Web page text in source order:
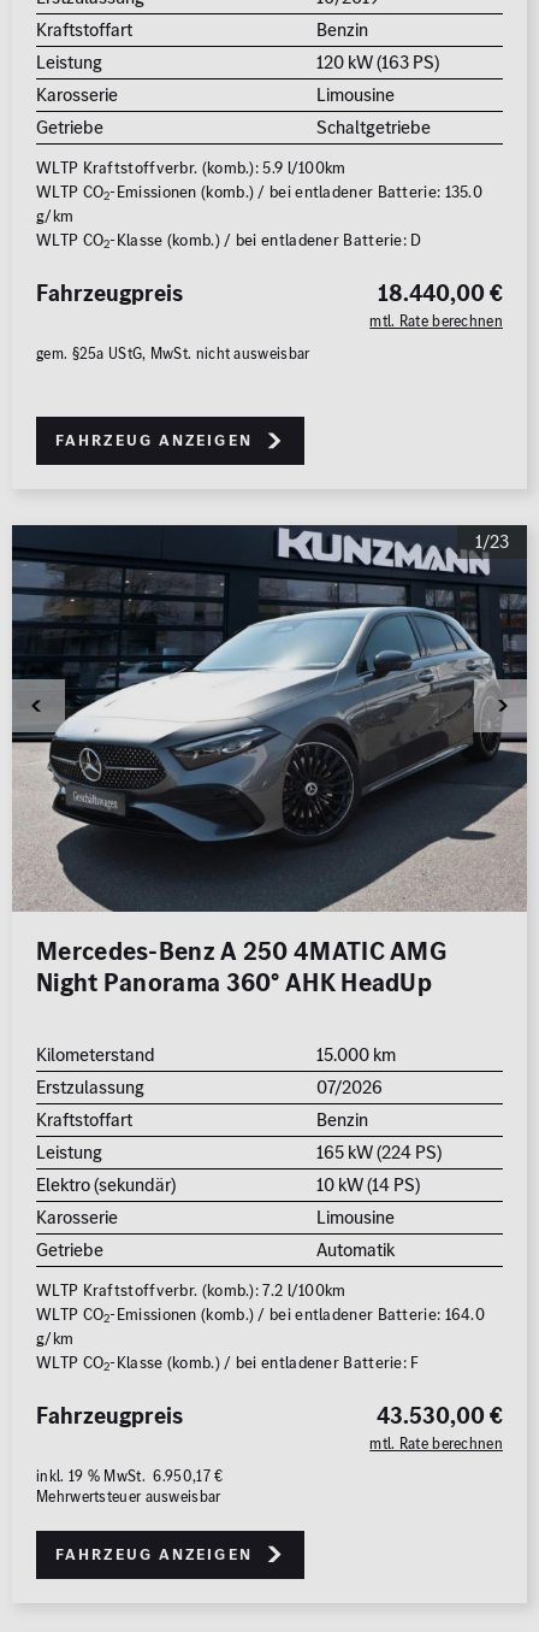
Kraftstoffart
Benzin
Leistung
120 kW (163 PS)
Karosserie
Limousine
Getriebe
Schaltgetriebe
WLTP Kraftstoffverbr. (komb.): 5.9 l/100km
WLTP CO2-Emissionen (komb.) / bei entladener Batterie: 135.0
g/km
WLTP CO2-Klasse (komb.) / bei entladener Batterie: D
18.440,00 €
mtl. Rate berechnen
Fahrzeugpreis
gem. §25a UStG, MwSt. nicht ausweisbar
Fahrzeug anzeigen
1/23
Mercedes-Benz A 250 4MATIC AMG
Night Panorama 360° AHK HeadUp
Kilometerstand
15.000 km
Erstzulassung
07/2026
Kraftstoffart
Benzin
Leistung
165 kW (224 PS)
Elektro (sekundär)
10 kW (14 PS)
Karosserie
Limousine
Getriebe
Automatik
WLTP Kraftstoffverbr. (komb.): 7.2 l/100km
WLTP CO2-Emissionen (komb.) / bei entladener Batterie: 164.0
g/km
WLTP CO2-Klasse (komb.) / bei entladener Batterie: F
43.530,00 €
mtl. Rate berechnen
Fahrzeugpreis
inkl. 19 % MwSt. 6.950,17 €
Mehrwertsteuer ausweisbar
Fahrzeug anzeigen